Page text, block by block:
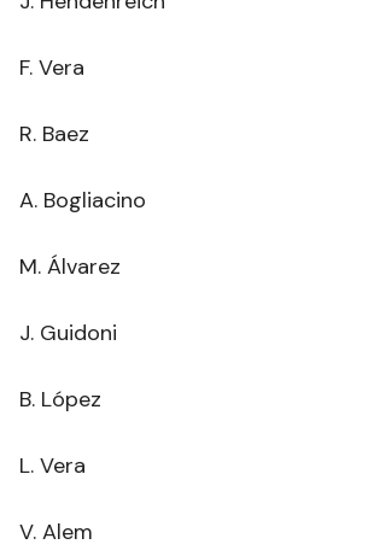
F. Vera
R. Baez
A. Bogliacino
M. Álvarez
J. Guidoni
B. López
L. Vera
V. Alem